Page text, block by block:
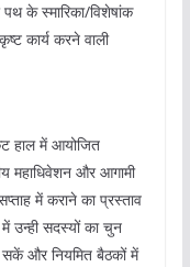
के स्मारिका/विशेषांक
कार्य करने वाली
हाल में आयोजित
महाधिवेशन और आगामी
में कराने का प्रस्ताव
उन्ही सदस्यों का चुन
और नियमित बैठकों में